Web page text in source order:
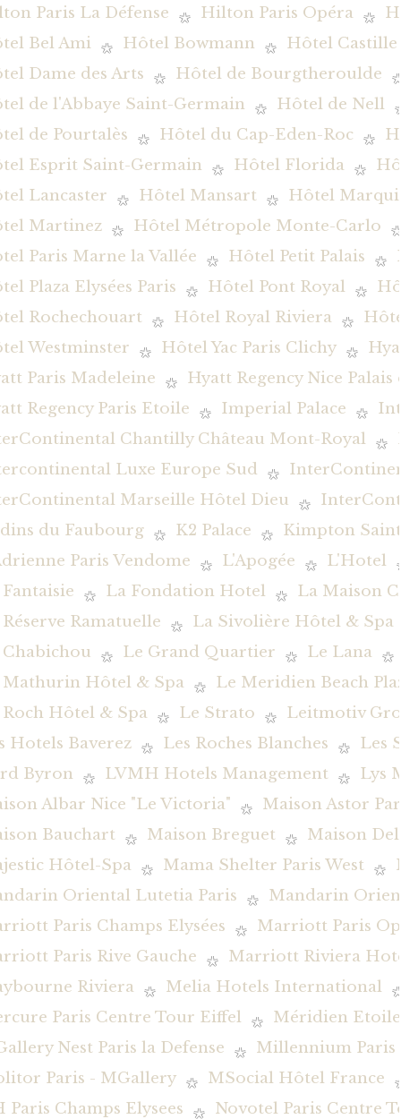
Paris La Défense
Hilton Paris Opéra
Bel Ami
Hôtel Bowmann
Hôtel Castille
Dame des Arts
Hôtel de Bourgtheroulde
de l'Abbaye Saint-Germain
Hôtel de Nell
de Pourtalès
Hôtel du Cap-Eden-Roc
Esprit Saint-Germain
Hôtel Florida
Lancaster
Hôtel Mansart
Hôtel
Martinez
Hôtel Métropole Monte-Carlo
Paris Marne la Vallée
Hôtel Petit Palais
Plaza Elysées Paris
Hôtel Pont Royal
Rochechouart
Hôtel Royal Riviera
Westminster
Hôtel Yac Paris Clichy
Paris Madeleine
Hyatt Regency Nice
Regency Paris Etoile
Imperial Palace
Chantilly Château Mont-Royal
Luxe Europe Sud
Marseille Hôtel Dieu
du Faubourg
K2 Palace
Kimpton
Paris Vendome
L'Apogée
L'Hotel
La Fondation Hotel
La Maison
Ramatuelle
La Sivolière Hôtel & Spa
Le Grand Quartier
Le Lana
Mathurin Hôtel & Spa
Le Meridien Beach
Hôtel & Spa
Le Strato
Leitmotiv
Hotels Baverez
Les Roches Blanches
Les
Byron
LVMH Hotels Management
Lys
Albar Nice "Le Victoria"
Maison Astor
Bauchart
Maison Breguet
Maison
Hôtel-Spa
Mama Shelter Paris West
Oriental Lutetia Paris
Mandarin
Paris Champs Elysées
Marriott Paris
Paris Rive Gauche
Marriott Riviera
Riviera
Melia Hotels International
Paris Centre Tour Eiffel
Méridien Etoile
Nest Paris la Defense
Millennium Paris
Paris - MGallery
MSocial Hôtel France
Paris Champs Elysees
Novotel Paris Centre